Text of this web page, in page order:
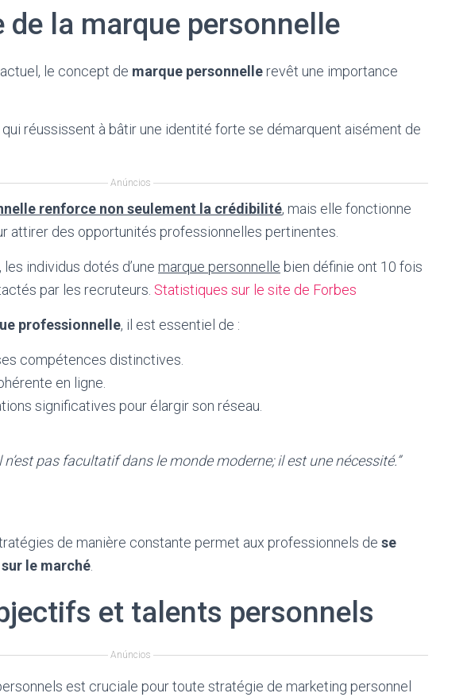
de la marque personnelle
le concept de marque personnelle revêt une importance
réussissent à bâtir une identité forte se démarquent aisément de
Anúncios
renforce non seulement la crédibilité, mais elle fonctionne
attirer des opportunités professionnelles pertinentes.
individus dotés d’une marque personnelle bien définie ont 10 fois
par les recruteurs. Statistiques sur le site de Forbes
professionnelle, il est essentiel de :
compétences distinctives.
en ligne.
significatives pour élargir son réseau.
n’est pas facultatif dans le monde moderne; il est une nécessité.”
de manière constante permet aux professionnels de se
le marché
et talents personnels
Anúncios
est cruciale pour toute stratégie de marketing personnel